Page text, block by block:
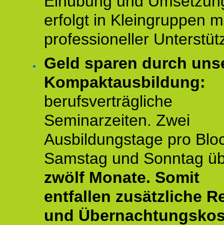
erfolgt in Kleingruppen
professioneller
Geld sparen durch
Kompaktausbildung:
berufsverträgliche
Seminarzeiten. Zwei
Ausbildungstage pro
Samstag und Sonntag
zwölf Monate. Somit
entfallen zusätzliche
und